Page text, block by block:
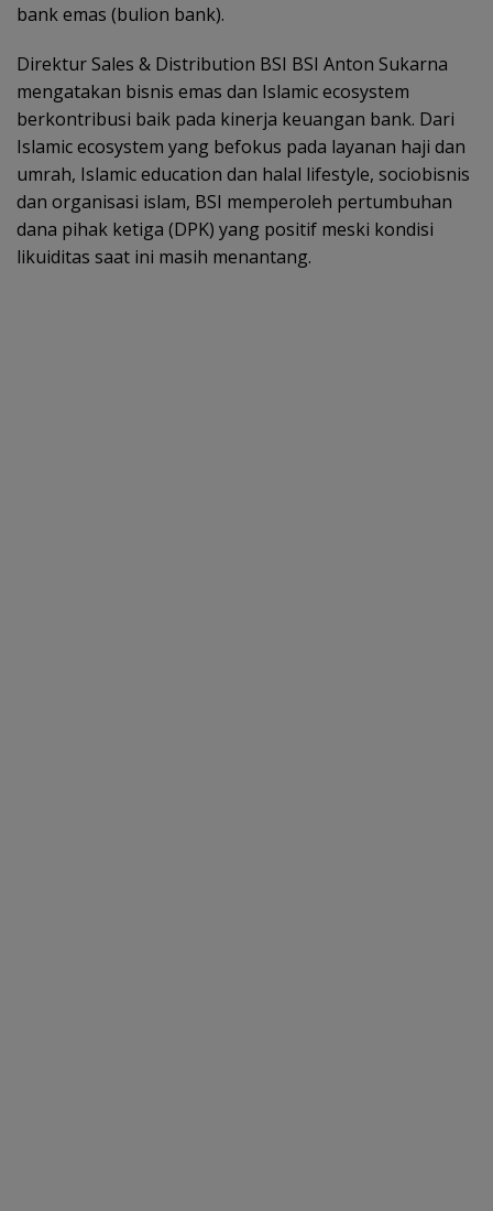
bank emas (bulion bank).
Direktur Sales & Distribution BSI BSI Anton Sukarna
mengatakan bisnis emas dan Islamic ecosystem
berkontribusi baik pada kinerja keuangan bank. Dari
Islamic ecosystem yang befokus pada layanan haji dan
umrah, Islamic education dan halal lifestyle, sociobisnis
dan organisasi islam, BSI memperoleh pertumbuhan
dana pihak ketiga (DPK) yang positif meski kondisi
likuiditas saat ini masih menantang.